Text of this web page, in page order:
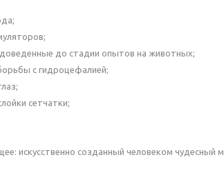
до стадии опытов на животных;
с гидроцефалией;
сетчатки;
искусственно созданный человеком